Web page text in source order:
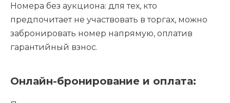
Номера без аукциона: для тех, кто
предпочитает не участвовать в торгах, можно
забронировать номер напрямую, оплатив
гарантийный взнос.
Онлайн-бронирование и оплата: